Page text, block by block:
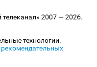
2007 — 2026.
технологии.